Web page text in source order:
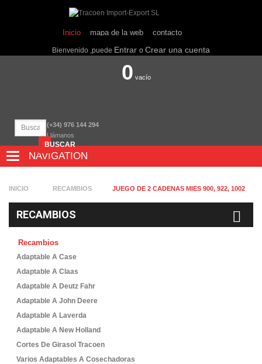
Inicio mapa de la web contacto
Bienvenido ,puede Entrar o Crear una cuenta
0 vacío
(+34) 976 144 294
Llámanos
NAVIGATION
NAVIGATION
BUSCAR
INICIO RECAMBIOS JUEGO DE 2 CADENAS MIES 900, 922, 1002
RECAMBIOS
Recambios
Adaptable A Case
Adaptable A Claas
Adaptable A Deutz Fahr
Adaptable A John Deere
Adaptable A Laverda
Adaptable A New Holland
Cortes De Girasol Tracoen
Varios Adaptables A Cosechadoras